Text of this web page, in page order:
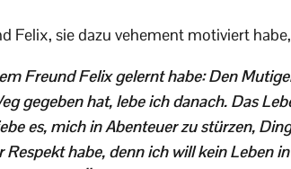
Felix, sie dazu vehement motiviert
Freund Felix gelernt habe: Den
gegeben hat, lebe ich danach. Das
es, mich in Abenteuer zu stürzen,
habe, denn ich will kein Leben